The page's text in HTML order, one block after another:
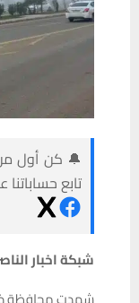
🔔 كن أول من
تابع
شبكة اخبار